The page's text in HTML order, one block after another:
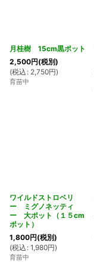
月桂樹 15cm黒ポット
2,500円(税別)
(税込 : 2,750円)
育苗中
ワイルドストロベリ
ー ミグノネッティ
ー 大ポット（１５cm
ポット）
1,800円(税別)
(税込 : 1,980円)
育苗中